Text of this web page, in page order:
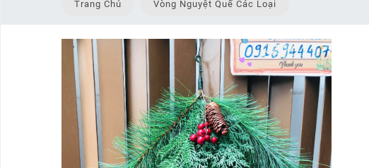
Trang Chủ Vòng Nguyệt Quế Các Loại